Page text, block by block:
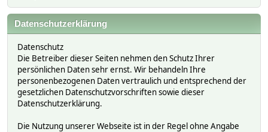
Datenschutzerklärung
Datenschutz
Die Betreiber dieser Seiten nehmen den Schutz Ihrer
persönlichen Daten sehr ernst. Wir behandeln Ihre
personenbezogenen Daten vertraulich und entsprechend der
gesetzlichen Datenschutzvorschriften sowie dieser
Datenschutzerklärung.
Die Nutzung unserer Webseite ist in der Regel ohne Angabe